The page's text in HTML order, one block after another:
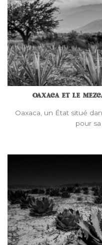
OAXACA ET LE
Oaxaca, un État situé
pour